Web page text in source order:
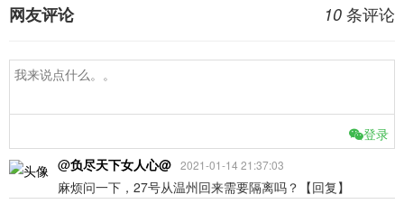
10 条评论
网友评论
登录
@负尽天下女人心@ 2021-01-14 21:37:03
麻烦问一下，27号从温州回来需要隔离吗？ 【回复】